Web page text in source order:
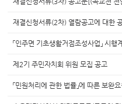
제2기 주민자치회 위원 모집 공고
「민원처리에 관한 법률」에 따른 보완